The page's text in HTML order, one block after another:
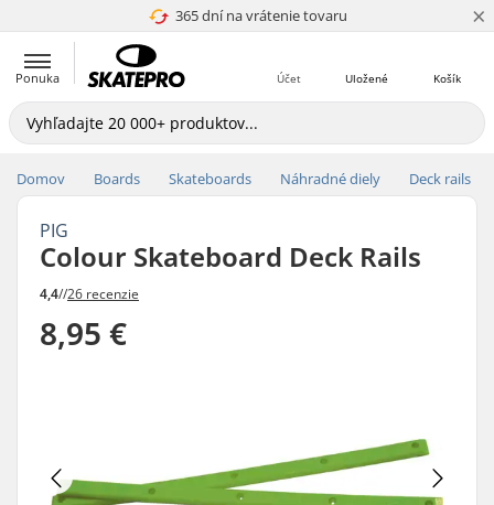
365 dní na vrátenie tovaru
4.8 z 5 ×
Ponuka Košík
Uložené
Účet
Domov Boards Skateboards Náhradné diely Deck rails
PIG
Colour Skateboard Deck Rails
4,4//26 recenzie
8,95 €